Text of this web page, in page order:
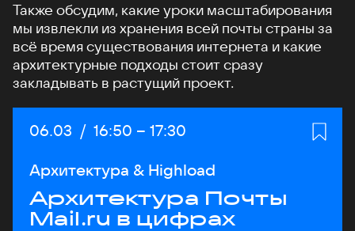
Также обсудим, какие уроки масштабирования
мы извлекли из хранения всей почты страны за
всё время существования интернета и какие
архитектурные подходы стоит сразу
закладывать в растущий проект.
Дата:
06.03 / Начало:
16:50 – Конец:
17:30
Архитектура & Highload
Архитектура Почты
Mail.ru в цифрах